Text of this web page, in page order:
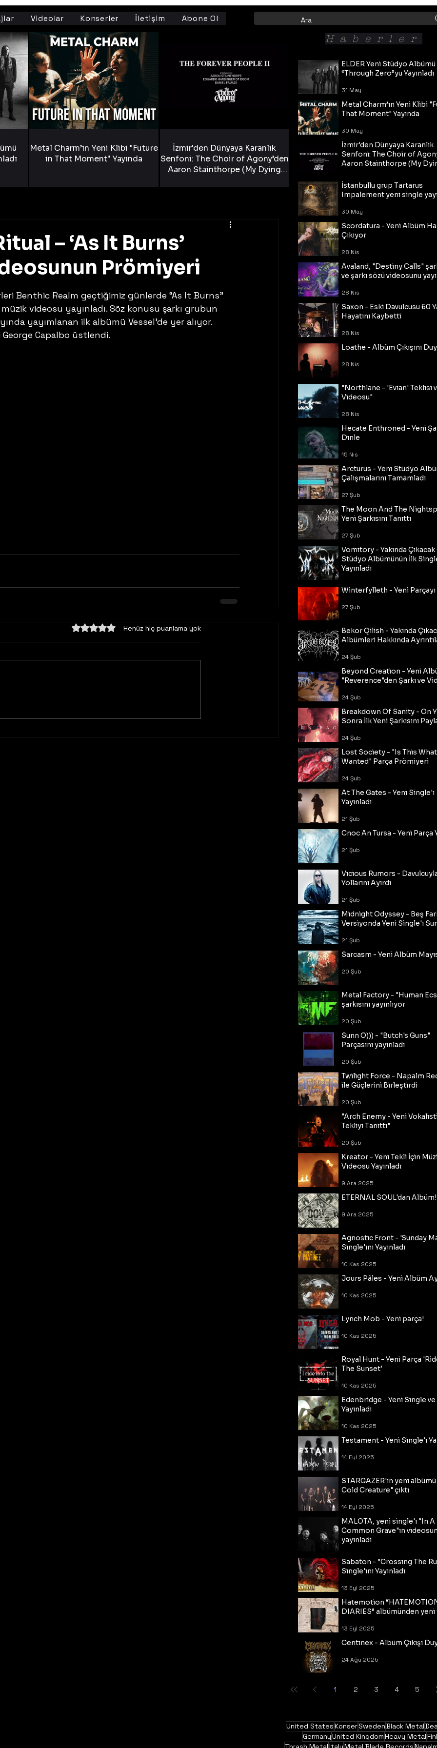
Videolar Konserler İletişim Abone Ol
– ‘As It Burns’
Prömiyeri
Benthic Realm geçtiğimiz günlerde “As It Burns”
videosu yayınladı. Söz konusu şarkı grubun
yayımlanan ilk albümü Vessel’de yer alıyor.
Capalbo üstlendi.
5 üzerinden 0 yıldızHenüz hiç puanlama yok
Metal Charm’ın Yeni Klibi "Future
in That Moment" Yayında
İzmir'den Dünyaya Karanlık
Senfoni: The Choir of Agony’den
Aaron Stainthorpe (My Dying
ELDER Yeni Stüdyo Albümü
“Through Zero”yu Yayınladı
31 May
Metal Charm’ın Yeni Klibi
That Moment" Yayında
30 May
İzmir'den Dünyaya Karanlık
Senfoni: The Choir of
Aaron Stainthorpe (My
Tekli!
30 May
İstanbullu grup Tartarus
Impalement yeni single
30 May
Scordatura - Yeni Albüm
Çıkıyor
28 Nis
Avaland, "Destiny Calls"
ve şarkı sözü videosunu
28 Nis
Saxon - Eski Davulcusu 60
Hayatını Kaybetti
28 Nis
Loathe - Albüm Çıkışını
28 Nis
"Northlane - 'Evian' Teklisi
Videosu"
28 Nis
Hecate Enthroned - Yeni
Dinle
15 Nis
Arcturus - Yeni Stüdyo
Çalışmalarını Tamamladı
27 Şub
The Moon And The
Yeni Şarkısını Tanıttı
27 Şub
Vomitory - Yakında
Stüdyo Albümünün İlk
Yayınladı
Winterfylleth - Yeni Parçayı
27 Şub
Bekor Qilish - Yakında
Albümleri Hakkında
24 Şub
Beyond Creation - Yeni
"Reverence"den Şarkı ve
24 Şub
Breakdown Of Sanity - On
Sonra İlk Yeni Şarkısını
24 Şub
Lost Society - "Is This
Wanted" Parça Prömiyeri
24 Şub
At The Gates - Yeni Single'ı
Yayınladı
21 Şub
Cnoc An Tursa - Yeni Parça
21 Şub
Vicious Rumors -
Yollarını Ayırdı
21 Şub
Midnight Odyssey - Beş
Versiyonda Yeni Single'ı
21 Şub
Sarcasm - Yeni Albüm
20 Şub
Metal Factory - "Human
şarkısını yayınlıyor
20 Şub
Sunn O))) - "Butch's Guns"
Parçasını yayınladı
20 Şub
Twilight Force - Napalm
ile Güçlerini Birleştirdi
20 Şub
"Arch Enemy - Yeni
Tekliyi Tanıttı"
20 Şub
Kreator - Yeni Tekli İçin
Videosu Yayınladı
9 Ara 2025
ETERNAL SOUL'dan Albüm!
9 Ara 2025
Agnostic Front - 'Sunday
Single'ını Yayınladı
10 Kas 2025
Jours Pâles - Yeni Albüm
10 Kas 2025
Lynch Mob - Yeni parça!
10 Kas 2025
Royal Hunt - Yeni Parça
The Sunset'
10 Kas 2025
Edenbridge - Yeni Single
Yayınladı
10 Kas 2025
Testament - Yeni Single'ı
14 Eyl 2025
STARGAZER'ın yeni
Cold Creature" çıktı
14 Eyl 2025
MALOTA, yeni single'ı "In A
Common Grave"ın
yayınladı
Sabaton - "Crossing The
Single'ını Yayınladı
13 Eyl 2025
Hatemotion
DIARIES” albümünden
13 Eyl 2025
Centinex - Albüm Çıkışı
24 Ağu 2025
1 2 3 4 5
United StatesKonserSwedenBlack Metal
GermanyUnited KingdomHeavy Metal
Haberler